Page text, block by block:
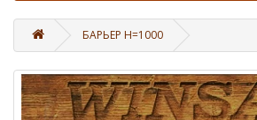
БАРЬЕР H=1000